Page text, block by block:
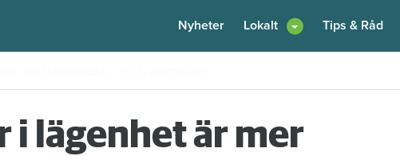
Nyheter Lokalt Tips & Råd
i lägenhet är mer